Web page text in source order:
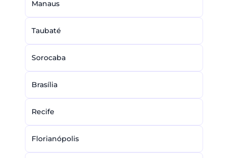
Manaus
Taubaté
Sorocaba
Brasília
Recife
Florianópolis